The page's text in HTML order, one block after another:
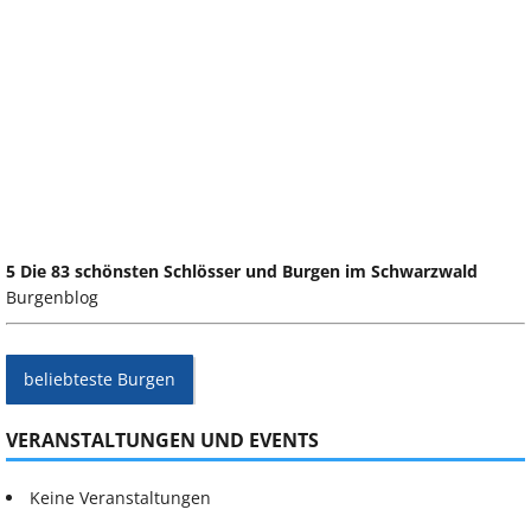
5 Die 83 schönsten Schlösser und Burgen im Schwarzwald
Burgenblog
beliebteste Burgen
VERANSTALTUNGEN UND EVENTS
Keine Veranstaltungen